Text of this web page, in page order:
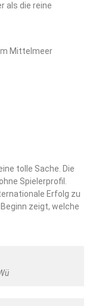
als die reine
Mittelmeer
tolle Sache. Die
Spielerprofil.
Erfolg zu
zeigt, welche